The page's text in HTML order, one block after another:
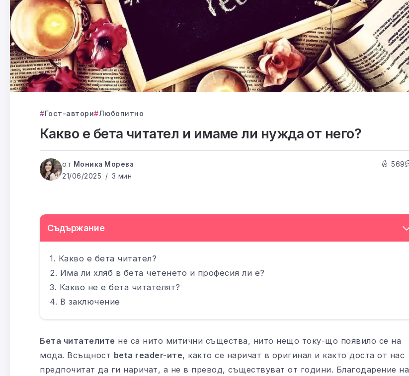
Гост-автори Любопитно
Какво е бета читател и имаме ли нужда от него?
от Моника Морева
21/06/2025
3 мин
569
Съдържание
Какво е бета читател?
Има ли хляб в бета четенето и професия ли е?
Какво не е бета читателят?
В заключение
Бета читателите не са нито митични същества, нито нещо току-що появило се на
мода. Всъщност beta reader-ите, както се наричат в оригинал и както доста от нас
предпочитат да ги наричат, а не в превод, съществуват от години. Благодарение на